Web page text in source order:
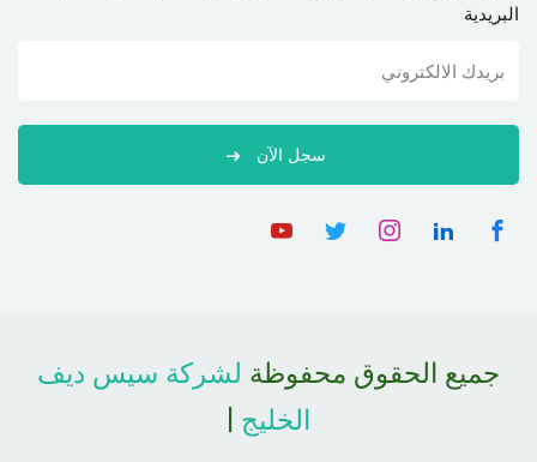
البريدية
سجل الآن
جميع الحقوق محفوظة لشركة سيس ديف
الخليج |